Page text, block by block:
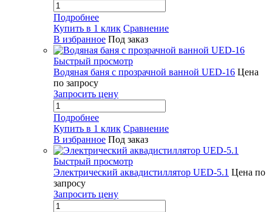
Подробнее
Купить в 1 клик Сравнение
В избранное Под заказ
Быстрый просмотр
Водяная баня с прозрачной ванной UED-16 Цена
по запросу
Запросить цену
Подробнее
Купить в 1 клик Сравнение
В избранное Под заказ
Быстрый просмотр
Электрический аквадистиллятор UED-5.1 Цена по
запросу
Запросить цену